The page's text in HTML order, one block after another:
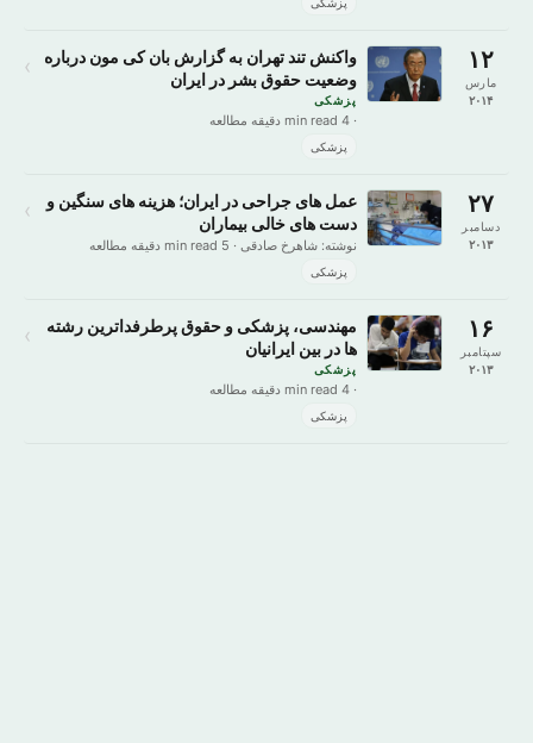
۱۲
مارس
۲۰۱۴
واکنش تند تهران به گزارش بان کی مون درباره
وضعیت حقوق بشر در ایران
پزشکی
· 4 min read دقیقه مطالعه
پزشکی
›
۲۷
دسامبر
۲۰۱۳
عمل های جراحی در ایران؛ هزینه های سنگین و
دست های خالی بیماران
نوشته: شاهرخ صادقی · 5 min read دقیقه مطالعه
پزشکی
›
۱۶
سپتامبر
۲۰۱۳
مهندسی، پزشکی و حقوق پرطرفداترین رشته
ها در بین ایرانیان
پزشکی
· 4 min read دقیقه مطالعه
پزشکی
›